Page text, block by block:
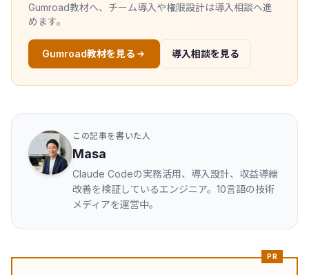
Gumroad教材へ、チーム導入や権限設計は導入相談へ進
めます。
Gumroad教材を見る 導入相談を見る
この記事を書いた人
Masa
Claude Codeの実務活用、導入設計、収益導線
改善を検証しているエンジニア。10言語の技術
メディアを運営中。
PR